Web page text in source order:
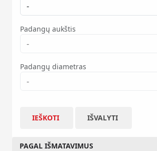
-
Padangų aukštis
-
Padangų diametras
-
IEŠKOTI IŠVALYTI
PAGAL IŠMATAVIMUS